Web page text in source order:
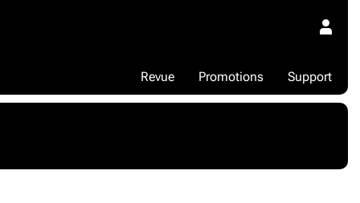
Support
Promotions
Revue